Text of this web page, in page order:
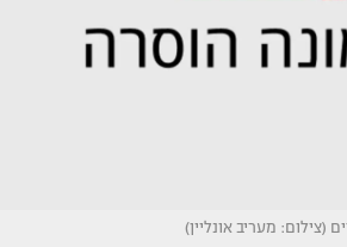
(צילום: מעריב אונליין)